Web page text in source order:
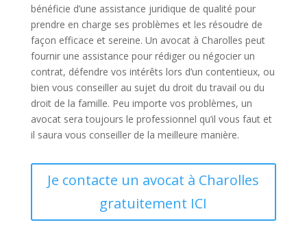
bénéficie d’une assistance juridique de qualité pour
prendre en charge ses problèmes et les résoudre de
façon efficace et sereine. Un avocat à Charolles peut
fournir une assistance pour rédiger ou négocier un
contrat, défendre vos intérêts lors d’un contentieux, ou
bien vous conseiller au sujet du droit du travail ou du
droit de la famille. Peu importe vos problèmes, un
avocat sera toujours le professionnel qu’il vous faut et
il saura vous conseiller de la meilleure manière.
Je contacte un avocat à Charolles
gratuitement ICI